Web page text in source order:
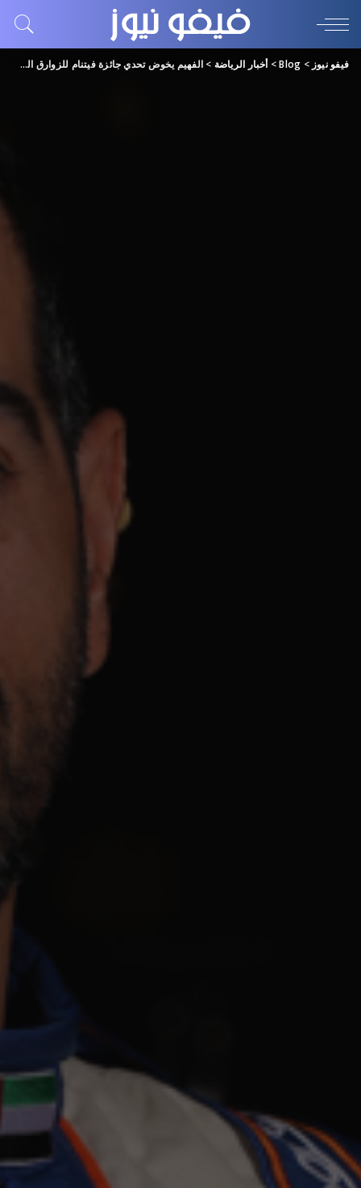
فيفو نيوز >
Blog
>أخبار الرياضة > الفهيم يخوض تحدي جائزة فيتنام للزوارق السريعة غداً